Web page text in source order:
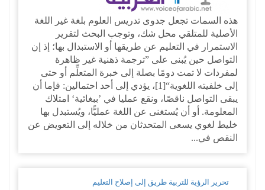
هذه السمات تجعل جدوى تدريس العلوم بلغة غير اللغة
الأصلية للمتلقي محل شك، وتوجب البحث لتقرير
الاستمرار في التعليم عن طريقها أو الاستبدال بها؛ إذ إن
التواصل حين يُبنى على ”ترجمة ذهنية غير ظاهرة
لمفردات لا تمت دومًا بصلة إلى خبرة المتعلِّم أو حتى
إلى خلفيته اللغوية“[1]، يؤدي إلى أحد احتمالين: فإما أن
يبقى التواصل ناقصًا، ونقع عمليا في ’ببغائية‘ امتلاك
المعلومة. أو أن يُستغنى عن اللغة عمليًّا، ويُستبدل بها
خليط لغوي يسعى المتحدثان من خلاله إلى التعويض عن
النقص في...
تحرير الرؤية للتربية طريق إلى إصلاح التعليم